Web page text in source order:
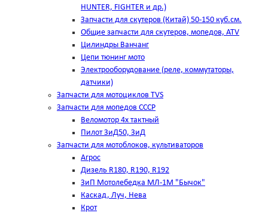
HUNTER, FIGHTER и др.)
Запчасти для скутеров (Китай) 50-150 куб.см.
Общие запчасти для скутеров, мопедов, ATV
Цилиндры Ванчанг
Цепи тюнинг мото
Электрооборудование (реле, коммутаторы,
датчики)
Запчасти для мотоциклов TVS
Запчасти для мопедов СССР
Веломотор 4х тактный
Пилот ЗиД50, ЗиД
Запчасти для мотоблоков, культиваторов
Агрос
Дизель R180, R190, R192
ЗиП Мотолебедка МЛ-1М "Бычок"
Каскад, Луч, Нева
Крот